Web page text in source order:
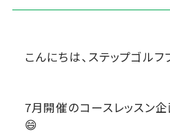
こんにちは、ステップゴル
7月開催のコースレッスン
😄